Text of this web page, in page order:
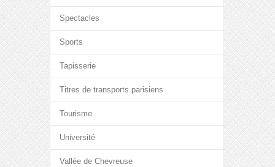
Spectacles
Sports
Tapisserie
Titres de transports parisiens
Tourisme
Université
Vallée de Chevreuse